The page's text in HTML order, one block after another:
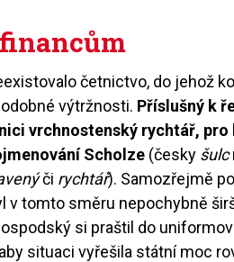
četnictvo, do jehož
výtržnosti. Příslušný k
vrchnostenský rychtář, pro
Scholze (česky šulc
či rychtář). Samozřejmě
v tomto směru nepochybně
si praštil do
situaci vyřešila státní moc